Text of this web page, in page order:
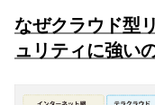
なぜクラウド型
ュリティに強い